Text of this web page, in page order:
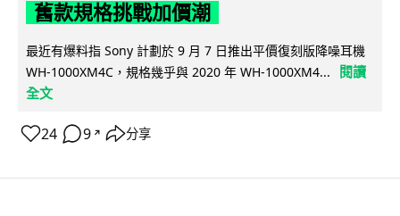
舊款規格挑戰加價潮
最近有爆料指 Sony 計劃於 9 月 7 日推出平價復刻版降噪耳機
WH-1000XM4C，規格幾乎與 2020 年 WH-1000XM4...
閱讀
全文
24 9 ↗ 分享